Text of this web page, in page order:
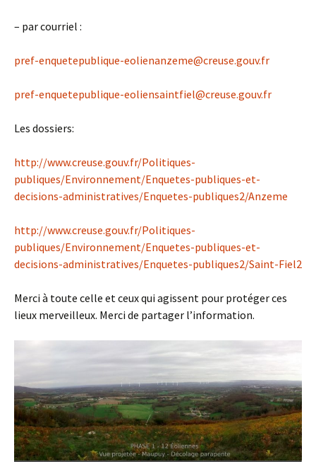
– par courriel :
pref-enquetepublique-eolienanzeme@creuse.gouv.fr
pref-enquetepublique-eoliensaintfiel@creuse.gouv.fr
Les dossiers:
http://www.creuse.gouv.fr/Politiques-
publiques/Environnement/Enquetes-publiques-et-
decisions-administratives/Enquetes-publiques2/Anzeme
http://www.creuse.gouv.fr/Politiques-
publiques/Environnement/Enquetes-publiques-et-
decisions-administratives/Enquetes-publiques2/Saint-Fiel2
Merci à toute celle et ceux qui agissent pour protéger ces
lieux merveilleux. Merci de partager l’information.